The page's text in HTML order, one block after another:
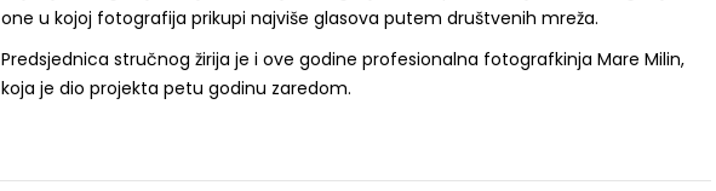
one u kojoj fotografija prikupi najviše glasova putem društvenih mreža.
Predsjednica stručnog žirija je i ove godine profesionalna fotografkinja Mare Milin,
koja je dio projekta petu godinu zaredom.